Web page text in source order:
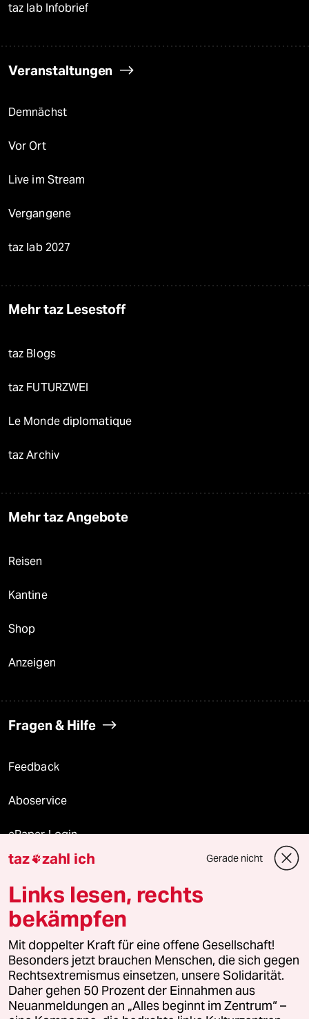
taz lab Infobrief
Veranstaltungen
Demnächst
Vor Ort
Live im Stream
Vergangene
taz lab 2027
Mehr taz Lesestoff
taz Blogs
taz FUTURZWEI
Le Monde diplomatique
taz Archiv
Mehr taz Angebote
Reisen
Kantine
Shop
Anzeigen
Fragen & Hilfe
Feedback
Aboservice
ePaper Login
Downloads für Abonnierende
© 2026 taz Verlags und Vertriebs GmbH
Alle Rechte vorbehalten. Bei rechtlichen Fragen oder für Genehmigungen
wenden Sie sich bitte an
lizenzen@taz.de
Feedback Redaktionsstatut Kommune-Richtlinien
taz zahl ich Gerade nicht
Links lesen, rechts
bekämpfen
Mit doppelter Kraft für eine offene Gesellschaft!
Besonders jetzt brauchen Menschen, die sich gegen
Rechtsextremismus einsetzen, unsere Solidarität.
Daher gehen 50 Prozent der Einnahmen aus
Neuanmeldungen an „Alles beginnt im Zentrum“ –